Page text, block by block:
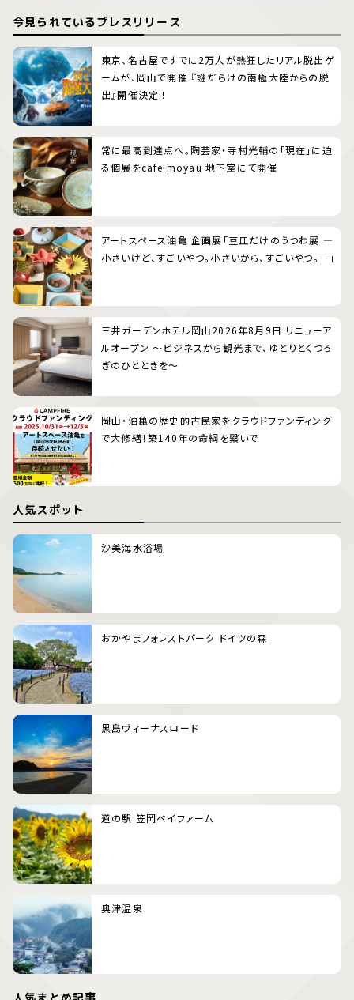
今見られているプレスリリース
東京、名古屋ですでに2万人が熱狂したリアル脱出ゲ
ームが、岡山で開催 『謎だらけの南極大陸からの脱
出』開催決定!!
常に最高到達点へ。陶芸家・寺村光輔の「現在」に迫
る個展をcafe moyau 地下室にて開催
アートスペース油亀 企画展「豆皿だけのうつわ展 ―
小さいけど、すごいやつ。小さいから、すごいやつ。―」
三井ガーデンホテル岡山2026年8月9日 リニューア
ルオープン 〜ビジネスから観光まで、ゆとりとくつろ
ぎのひとときを〜
岡山・油亀の歴史的古民家をクラウドファンディング
で大修繕！築140年の命綱を繋いで
人気スポット
沙美海水浴場
おかやまフォレストパーク ドイツの森
黒島ヴィーナスロード
道の駅 笠岡ベイファーム
奥津温泉